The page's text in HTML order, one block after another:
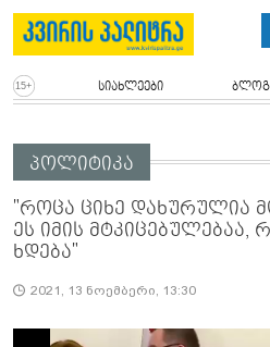
სიახლეები
პოლიტიკა
"როცა ციხე დახურულია
ეს იმის მტკიცებულებაა,
ხდება"
2021, 13 ნოემბერი, 13:30